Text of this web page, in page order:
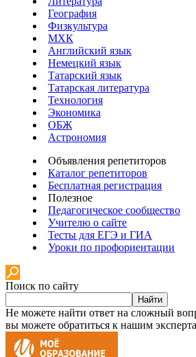
География
Физкультура
МХК
Английский язык
Немецкий язык
Татарский язык
Татарская литература
Технология
Экономика
ОБЖ
Астрономия
Объявления репетиторов
Каталог репетиторов
Бесплатная регистрация
Полезное
Педагогическое сообщество
Учителю о сайте
Тесты для ЕГЭ и ГИА
Уроки по профориентации
Поиск по сайту
Найти
Не можете найти ответ на сложный
вы можете обратиться к нашим